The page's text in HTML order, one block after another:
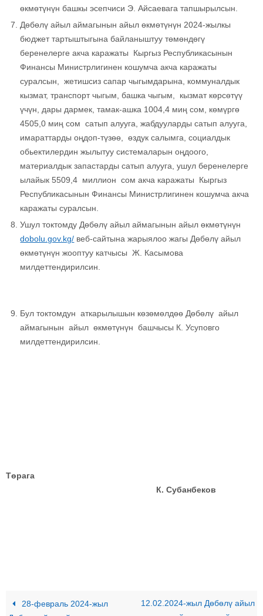
өкмөтүнүн башкы эсепчиси Э. Айсаевага тапшырылсын.
Дөбөлү айыл аймагынын айыл өкмөтүнүн 2024-жылкы
бюджет тартыштыгына байланыштуу төмөндөгү
беренелерге акча каражаты Кыргыз Республикасынын
Финансы Министрлигинен кошумча акча каражаты
суралсын, жетишсиз сапар чыгымдарына, коммуналдык
кызмат, транспорт чыгым, башка чыгым, кызмат көрсөтүү
үчүн, дары дармек, тамак-ашка 1004,4 миң сом, көмүргө
4505,0 миң сом сатып алууга, жабдууларды сатып алууга,
имараттарды оңдоп-түзөө, өздук салымга, социалдык
обьектилердин жылытуу системаларын оңдоого,
материалдык запастарды сатып алууга, ушул беренелерге
ылайык 5509,4 миллион сом акча каражаты Кыргыз
Республикасынын Финансы Министрлигинен кошумча акча
каражаты суралсын.
Ушул токтомду Дөбөлү айыл аймагынын айыл өкмөтүнүн
dobolu.gov.kg/ веб-сайтына жарыялоо жагы Дөбөлү айыл
өкмөтүнүн жооптуу катчысы Ж. Касымова
милдеттендирилсин.
Бул токтомдун аткарылышын көзөмөлдөө Дөбөлү айыл
аймагынын айыл өкмөтүнүн башчысы К. Усуповго
милдеттендирилсин.
Төрага
К. Субанбеков
28-февраль 2024-жыл
12.02.2024-жыл Дɵбɵлү айыл